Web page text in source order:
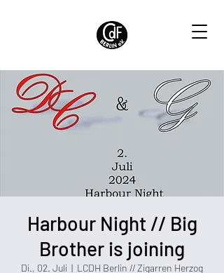
Harbour Night // Big
Brother is joining
Di., 02. Juli
  |
LCDH Berlin // Zigarren Herzog